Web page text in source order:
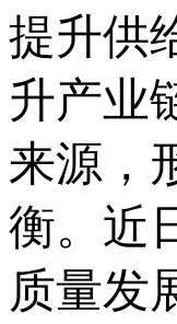
提升供
升产业
来源，
衡。近
质量发